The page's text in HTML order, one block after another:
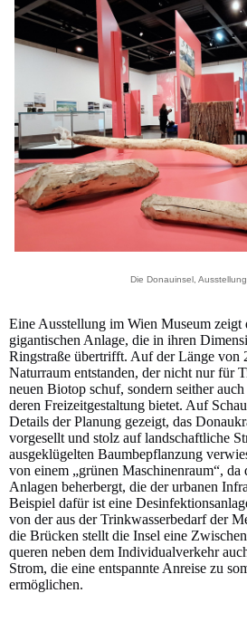
Die Donauinsel,
Eine Ausstellung im Wien Museum zeigt
gigantischen Anlage, die in ihren
Ringstraße übertrifft. Auf der Länge von
Naturraum entstanden, der nicht nur für
neuen Biotop schuf, sondern seither
deren Freizeitgestaltung bietet. Auf
Details der Planung gezeigt, das
vorgesellt und stolz auf landschaftliche
ausgeklügelten Baumbepflanzung
von einem „grünen Maschinenraum“, da
Anlagen beherbergt, die der urbanen
Beispiel dafür ist eine
von der aus der Trinkwasserbedarf der
die Brücken stellt die Insel eine
queren neben dem Individualverkehr
Strom, die eine entspannte Anreise zu
ermöglichen.